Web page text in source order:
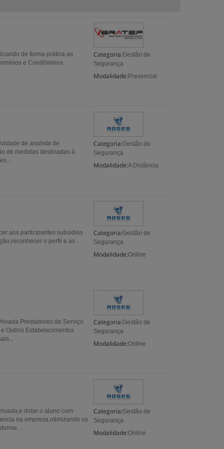
Categoria:Gestão de
Segurança
Modalidade: Presencial
de forma prática as
e Condôminos.
Categoria:Gestão de
Segurança
Modalidade:A Distância
de analista de
de medidas destinadas à
Categoria:Gestão de
Segurança
Modalidade:Online
aos participantes subsidios
o perfil e as
Categoria:Gestão de
Segurança
Modalidade:Online
Prestadores de Serviço
Outros Estabelecimentos
Categoria:Gestão de
Segurança
Modalidade:Online
dotar o aluno com
na empresa,otimizando os